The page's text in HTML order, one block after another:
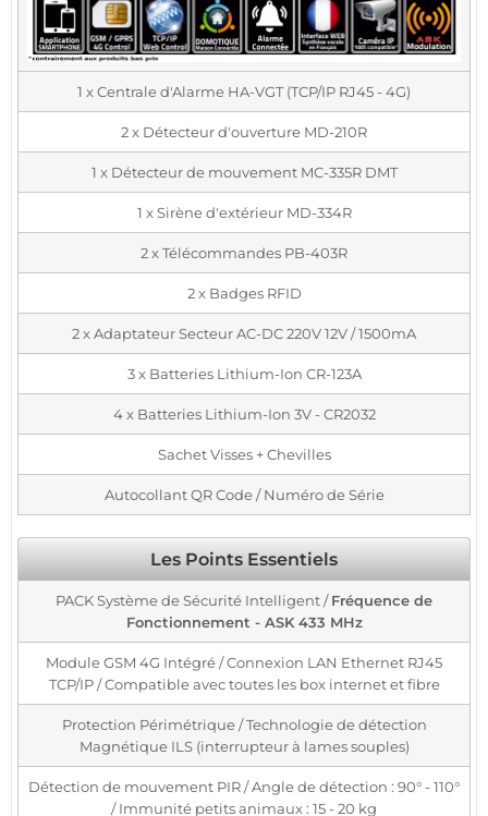
1 x Centrale d'Alarme HA-VGT (TCP/IP RJ45 - 4G)
2 x Détecteur d'ouverture MD-210R
1 x Détecteur de mouvement MC-335R DMT
1 x Sirène d'extérieur MD-334R
2 x Télécommandes PB-403R
2 x Badges RFID
2 x Adaptateur Secteur AC-DC 220V 12V / 1500mA
3 x Batteries Lithium-Ion CR-123A
4 x Batteries Lithium-Ion 3V - CR2032
Sachet Visses + Chevilles
Autocollant QR Code / Numéro de Série
Les Points Essentiels
PACK Système de Sécurité Intelligent /Fréquence de
Fonctionnement - ASK 433 MHz
Module GSM 4G Intégré / Connexion LAN Ethernet RJ45
TCP/IP / Compatible avec toutes les box internet et fibre
Protection Périmétrique / Technologie de détection
Magnétique ILS (interrupteur à lames souples)
Détection de mouvement PIR / Angle de détection : 90° - 110°
/ Immunité petits animaux : 15 - 20 kg